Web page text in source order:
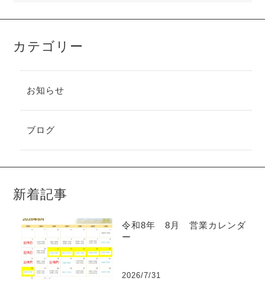
カテゴリー
お知らせ
ブログ
新着記事
令和8年 8月 営業カレンダ
ー
2026/7/31